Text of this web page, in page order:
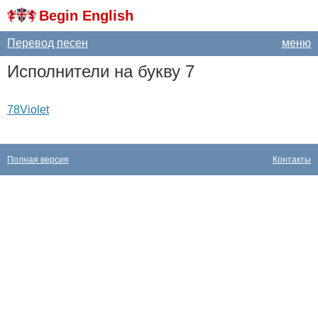
Begin English
меню
Перевод песен
Исполнители на букву 7
78Violet
Контакты
Полная версия